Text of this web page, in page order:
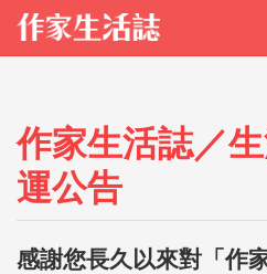
作家生活誌／
運公告
感謝您長久以來對「作